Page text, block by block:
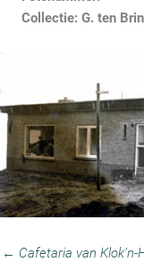
Collectie: G. ten
← Cafetaria van Klok’n-